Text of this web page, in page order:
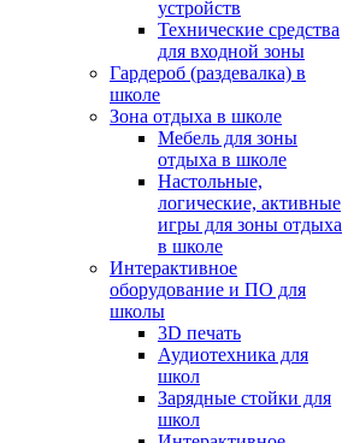
устройств
Технические средства
для входной зоны
Гардероб (раздевалка) в
школе
Зона отдыха в школе
Мебель для зоны
отдыха в школе
Настольные,
логические, активные
игры для зоны отдыха
в школе
Интерактивное
оборудование и ПО для
школы
3D печать
Аудиотехника для
школ
Зарядные стойки для
школ